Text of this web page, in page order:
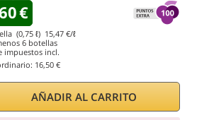
€
(0,75 ℓ) 15,47 €/ℓ
6 botellas
impuestos incl.
16,50 €
AÑADIR AL CARRITO